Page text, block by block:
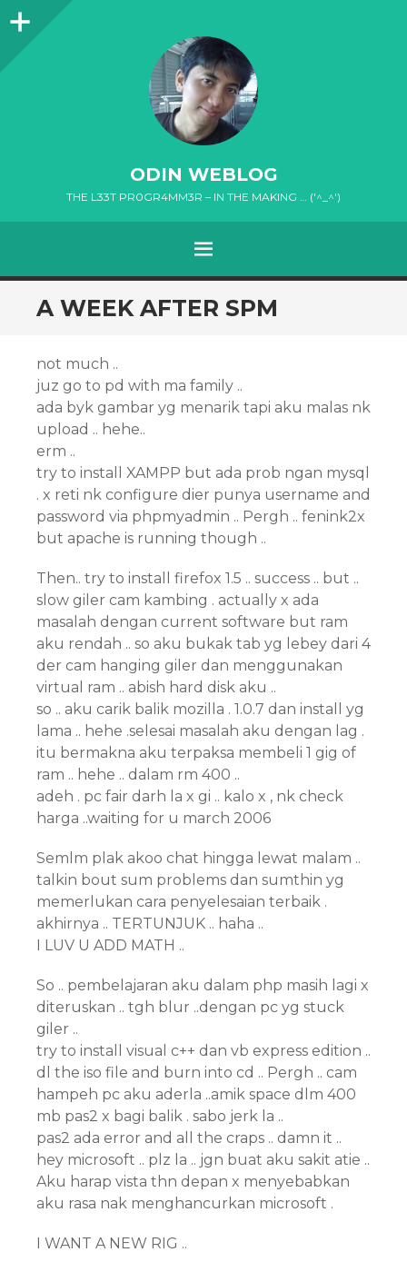
Sidebar
ODIN WEBLOG
THE L33T PR0GR4MM3R – IN THE MAKING … ('^_^')
MENU
SKIP
TO
A WEEK AFTER SPM
not much ..
juz go to pd with ma family ..
ada byk gambar yg menarik tapi aku malas nk
upload .. hehe..
erm ..
try to install XAMPP but ada prob ngan mysql
. x reti nk configure dier punya username and
password via phpmyadmin .. Pergh .. fenink2x
but apache is running though ..
Then.. try to install firefox 1.5 .. success .. but ..
slow giler cam kambing . actually x ada
masalah dengan current software but ram
aku rendah .. so aku bukak tab yg lebey dari 4
der cam hanging giler dan menggunakan
virtual ram .. abish hard disk aku ..
so .. aku carik balik mozilla . 1.0.7 dan install yg
lama .. hehe .selesai masalah aku dengan lag .
itu bermakna aku terpaksa membeli 1 gig of
ram .. hehe .. dalam rm 400 ..
adeh . pc fair darh la x gi .. kalo x , nk check
harga ..waiting for u march 2006
Semlm plak akoo chat hingga lewat malam ..
talkin bout sum problems dan sumthin yg
memerlukan cara penyelesaian terbaik .
akhirnya .. TERTUNJUK .. haha ..
I LUV U ADD MATH ..
So .. pembelajaran aku dalam php masih lagi x
diteruskan .. tgh blur ..dengan pc yg stuck
giler ..
try to install visual c++ dan vb express edition ..
dl the iso file and burn into cd .. Pergh .. cam
hampeh pc aku aderla ..amik space dlm 400
mb pas2 x bagi balik . sabo jerk la ..
pas2 ada error and all the craps .. damn it ..
hey microsoft .. plz la .. jgn buat aku sakit atie ..
Aku harap vista thn depan x menyebabkan
aku rasa nak menghancurkan microsoft .
I WANT A NEW RIG ..